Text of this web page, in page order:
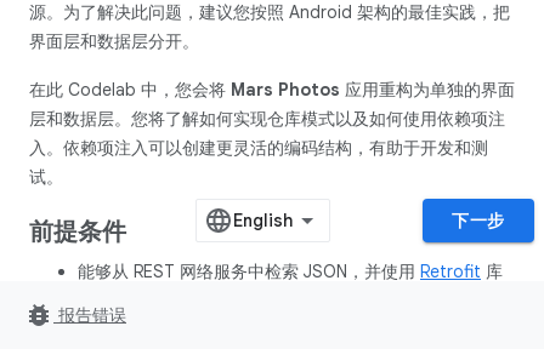
源。为了解决此问题，建议您按照 Android 架构的最佳实践，把
界面层和数据层分开。
在此 Codelab 中，您会将 Mars Photos 应用重构为单独的界面
层和数据层。您将了解如何实现仓库模式以及如何使用依赖项注
入。依赖项注入可以创建更灵活的编码结构，有助于开发和测
试。
前提条件
能够从 REST 网络服务中检索 JSON，并使用 Retrofit 库
Kotlin 对象。
下一步
bug_report 报告错误